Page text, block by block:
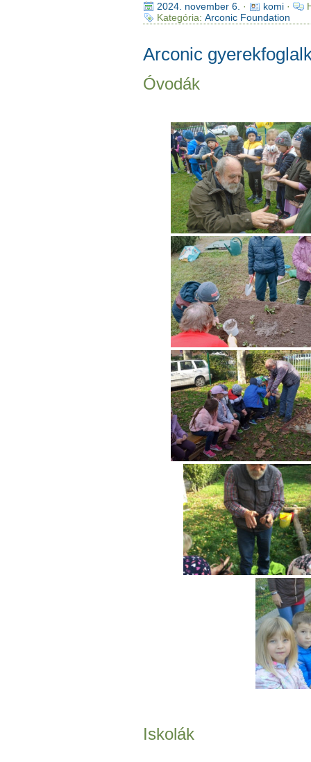
2024. november 6. · komi·
Kategória: Arconic Foundation
Arconic
Óvodák
Iskolák